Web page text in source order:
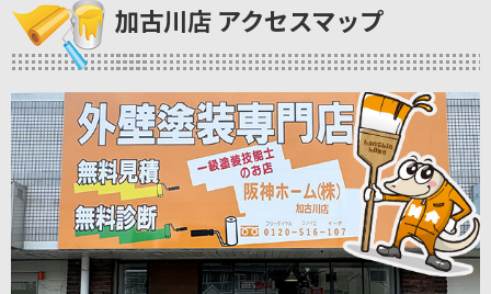
加古川店 アクセスマップ